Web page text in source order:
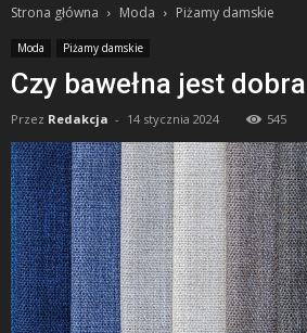
Strona główna Moda Piżamy damskie
Moda Piżamy damskie
Czy bawełna jest
Przez Redakcja - 14 stycznia 2024 545